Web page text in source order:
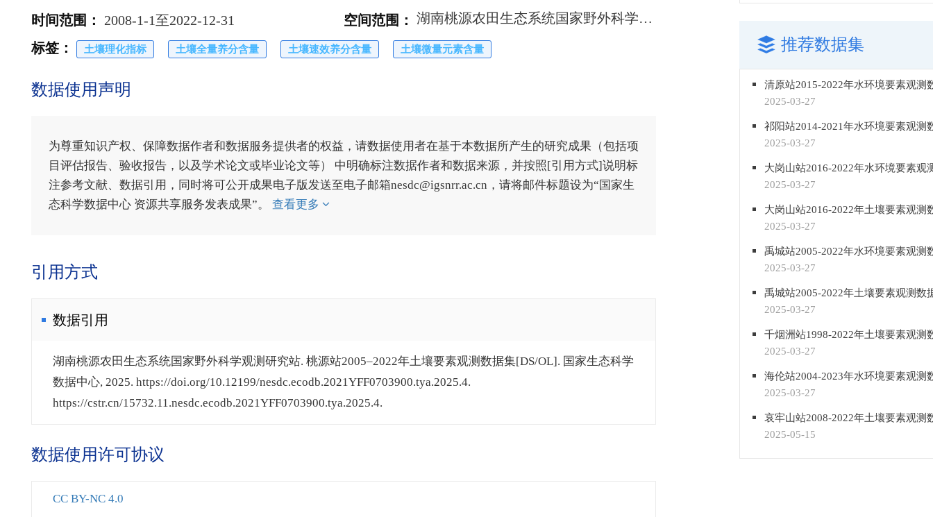
时间范围 ： 2008-1-1至2022-12-31 空间范围 ：
湖南桃源农田生态系统国家野外科学观测研究站: 111°26′, 28°55′
标签 ： 土壤理化指标 土壤全量养分含量 土壤速效养分含量 土壤微量元素含量
数据使用声明
为尊重知识产权、保障数据作者和数据服务提供者的权益，请数据使用者在基于本数据所产生的研究成果（包括项
目评估报告、验收报告，以及学术论文或毕业论文等） 中明确标注数据作者和数据来源，并按照[引用方式]说明标
注参考文献、数据引用，同时将可公开成果电子版发送至电子邮箱nesdc@igsnrr.ac.cn，请将邮件标题设为“国家生
态科学数据中心 资源共享服务发表成果”。 查看更多
引用方式
数据引用
湖南桃源农田生态系统国家野外科学观测研究站. 桃源站2005–2022年土壤要素观测数据集[DS/OL]. 国家生态科学
数据中心, 2025. https://doi.org/10.12199/nesdc.ecodb.2021YFF0703900.tya.2025.4.
https://cstr.cn/15732.11.nesdc.ecodb.2021YFF0703900.tya.2025.4.
数据使用许可协议
CC BY-NC 4.0
推荐数据集
清原站2015-2022年水环境要素观测
2025-03-27
祁阳站2014-2021年水环境要素观测
2025-03-27
大岗山站2016-2022年水环境要素观
2025-03-27
大岗山站2016-2022年土壤要素观测
2025-03-27
禹城站2005-2022年水环境要素观测
2025-03-27
禹城站2005-2022年土壤要素观测数
2025-03-27
千烟洲站1998-2022年土壤要素观测
2025-03-27
海伦站2004-2023年水环境要素观测
2025-03-27
哀牢山站2008-2022年土壤要素观测
2025-05-15